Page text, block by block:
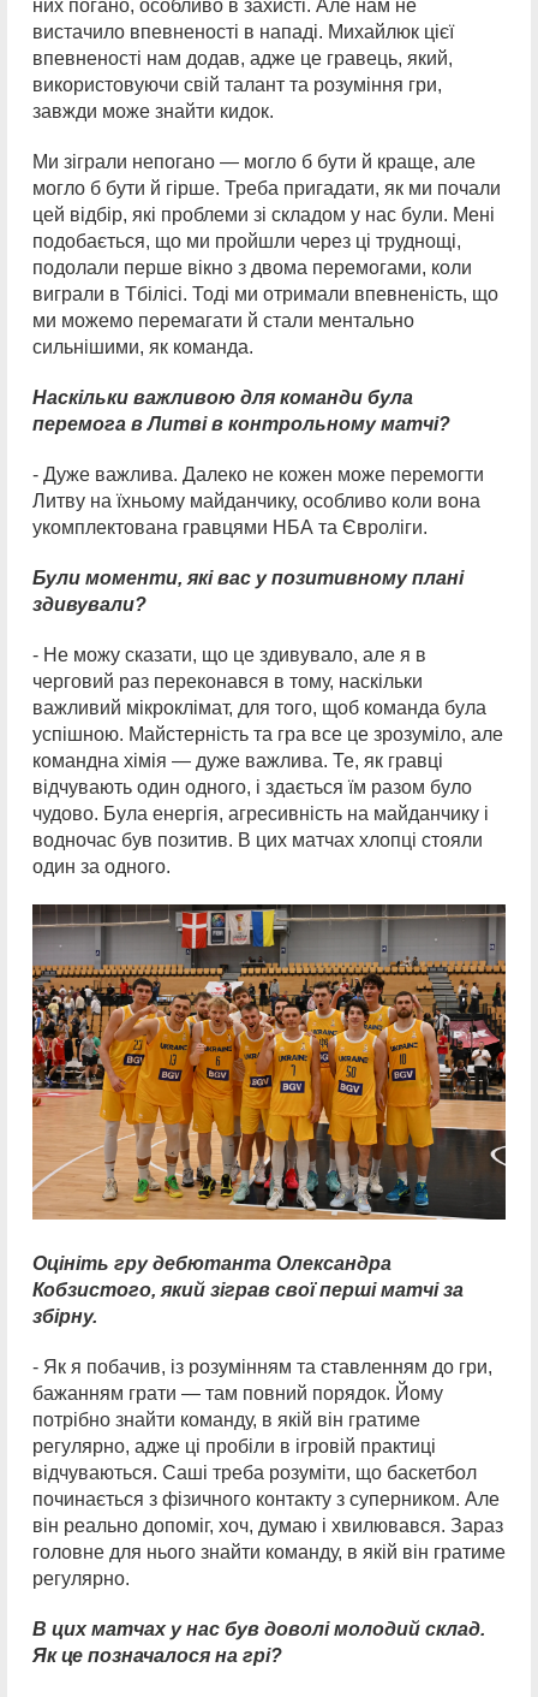
них погано, особливо в захисті. Але нам не
вистачило впевненості в нападі. Михайлюк цієї
впевненості нам додав, адже це гравець, який,
використовуючи свій талант та розуміння гри,
завжди може знайти кидок.
Ми зіграли непогано — могло б бути й краще, але
могло б бути й гірше. Треба пригадати, як ми почали
цей відбір, які проблеми зі складом у нас були. Мені
подобається, що ми пройшли через ці труднощі,
подолали перше вікно з двома перемогами, коли
виграли в Тбілісі. Тоді ми отримали впевненість, що
ми можемо перемагати й стали ментально
сильнішими, як команда.
Наскільки важливою для команди була
перемога в Литві в контрольному матчі?
- Дуже важлива. Далеко не кожен може перемогти
Литву на їхньому майданчику, особливо коли вона
укомплектована гравцями НБА та Євроліги.
Були моменти, які вас у позитивному плані
здивували?
- Не можу сказати, що це здивувало, але я в
черговий раз переконався в тому, наскільки
важливий мікроклімат, для того, щоб команда була
успішною. Майстерність та гра все це зрозуміло, але
командна хімія — дуже важлива. Те, як гравці
відчувають один одного, і здається їм разом було
чудово. Була енергія, агресивність на майданчику і
водночас був позитив. В цих матчах хлопці стояли
один за одного.
Оцініть гру дебютанта Олександра
Кобзистого, який зіграв свої перші матчі за
збірну.
- Як я побачив, із розумінням та ставленням до гри,
бажанням грати — там повний порядок. Йому
потрібно знайти команду, в якій він гратиме
регулярно, адже ці пробіли в ігровій практиці
відчуваються. Саші треба розуміти, що баскетбол
починається з фізичного контакту з суперником. Але
він реально допоміг, хоч, думаю і хвилювався. Зараз
головне для нього знайти команду, в якій він гратиме
регулярно.
В цих матчах у нас був доволі молодий склад.
Як це позначалося на грі?